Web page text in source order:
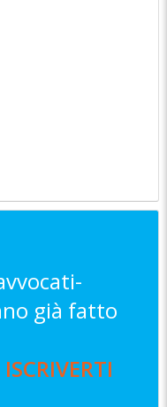
già fatto